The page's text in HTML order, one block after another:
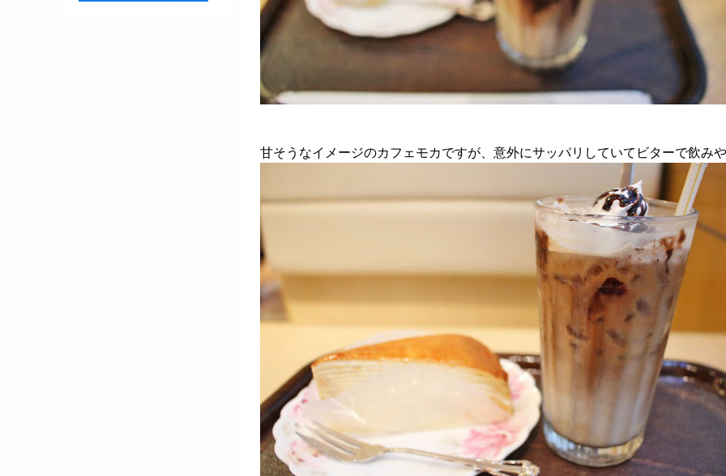
甘そうなイメージのカフェモカですが、意外にサッパリしていてビターで飲み